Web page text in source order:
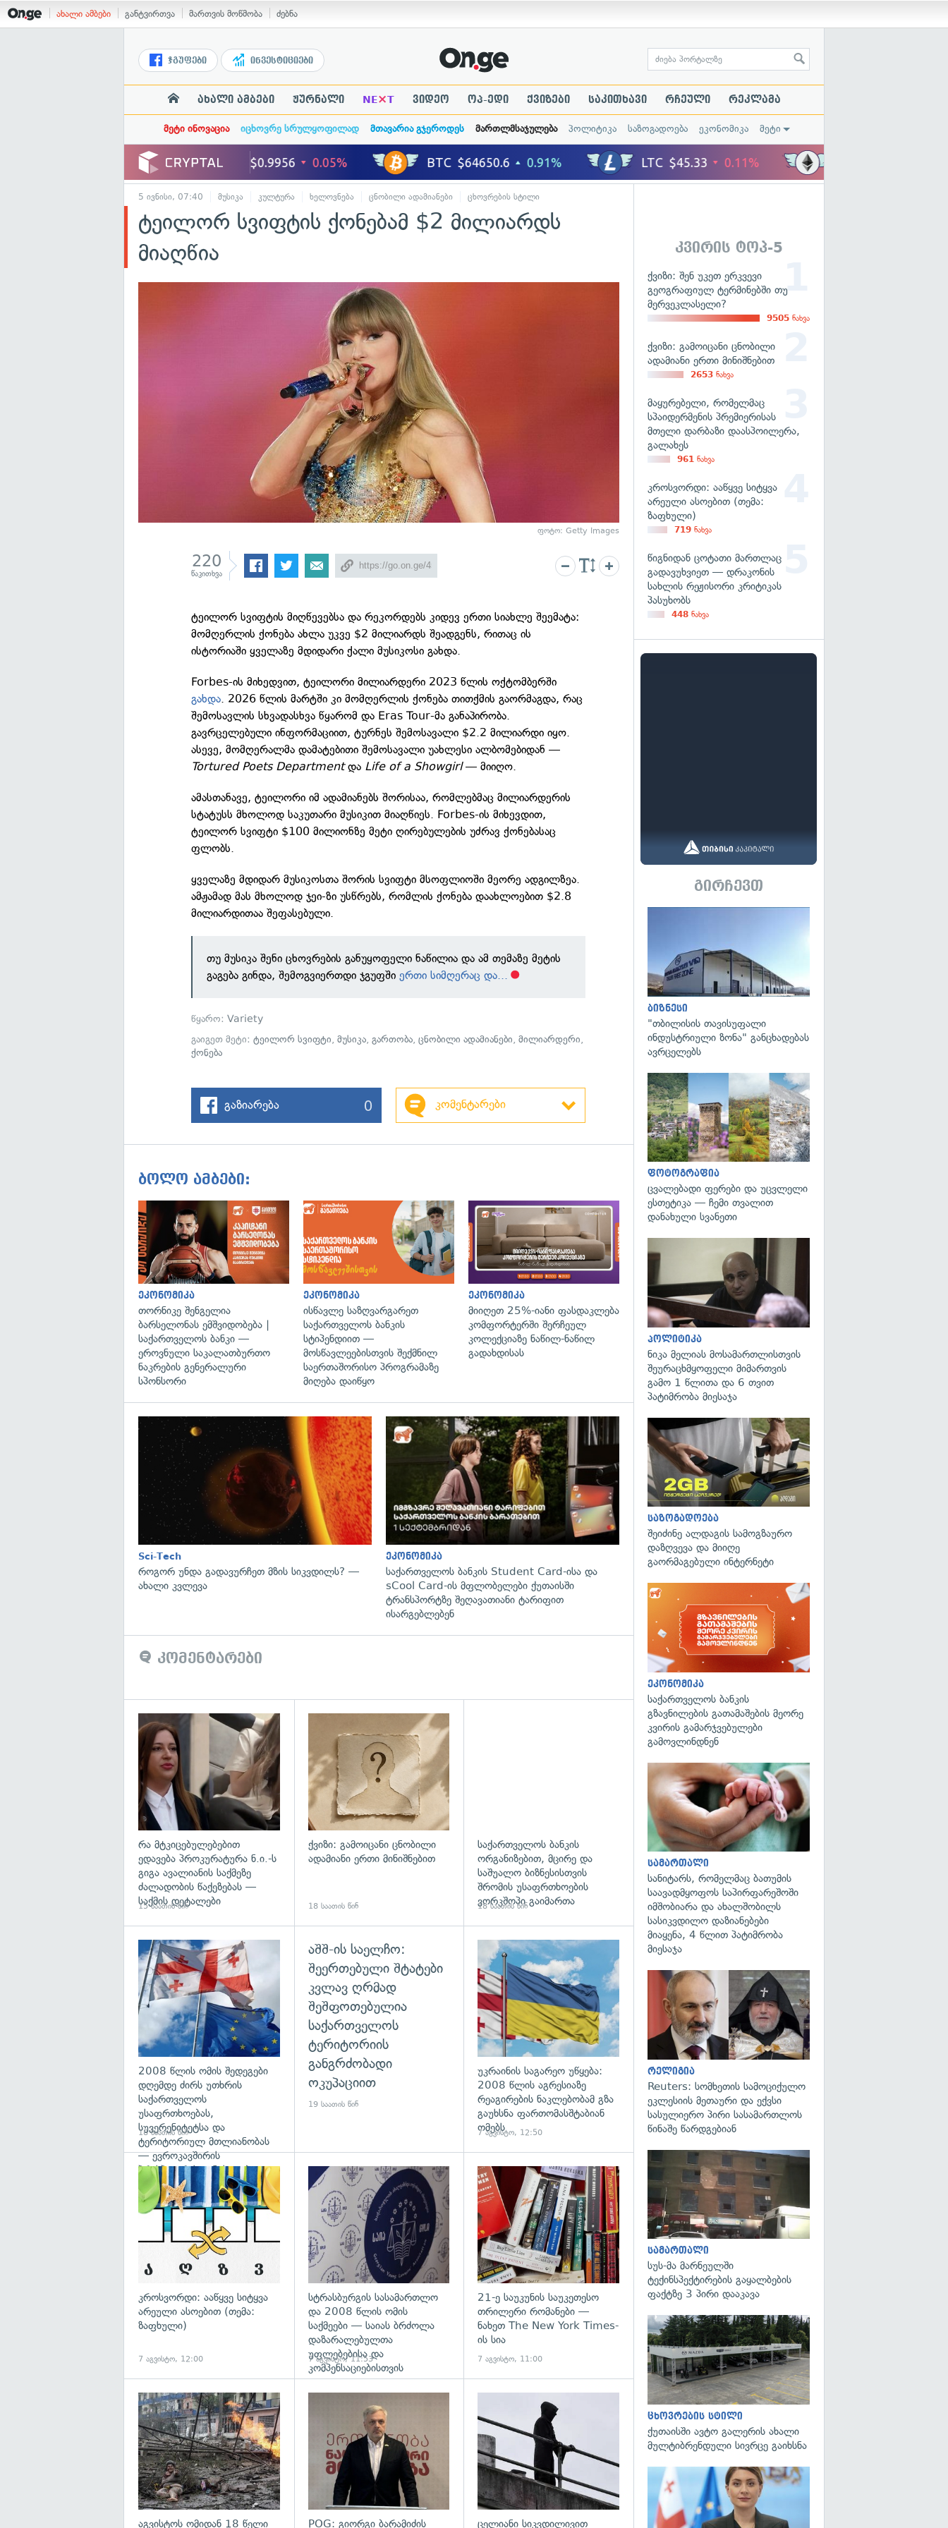
ახალი ამბები განტვირთვა მართვის მოწმობა ძებნა
ჯგუფები ინვესტიციები
ახალი ამბები ჟურნალი NE×T ვიდეო ოპ-ედი ქვიზები საკითხავი რჩეული რეკლამა
მეტი ინოვაცია იცხოვრე სრულყოფილად მთავარია გჯეროდეს მართლმსაჯულება პოლიტიკა საზოგადოება ეკონომიკა მეტი
5 ივნისი, 07:40 მუსიკა კულტურა ხელოვნება ცნობილი ადამიანები ცხოვრების სტილი
ტეილორ სვიფტის ქონებამ $2 მილიარდს
მიაღწია
ფოტო: Getty Images
220
წაკითხვა
ტეილორ სვიფტის მიღწევებსა და რეკორდებს კიდევ ერთი სიახლე შეემატა:
მომღერლის ქონება ახლა უკვე $2 მილიარდს შეადგენს, რითაც ის
ისტორიაში ყველაზე მდიდარი ქალი მუსიკოსი გახდა.
Forbes-ის მიხედვით, ტეილორი მილიარდერი 2023 წლის ოქტომბერში
გახდა. 2026 წლის მარტში კი მომღერლის ქონება თითქმის გაორმაგდა, რაც
შემოსავლის სხვადასხვა წყარომ და Eras Tour-მა განაპირობა.
გავრცელებული ინფორმაციით, ტურნეს შემოსავალი $2.2 მილიარდი იყო.
ასევე, მომღერალმა დამატებითი შემოსავალი უახლესი ალბომებიდან —
Tortured Poets Departmentდა Life of a Showgirl— მიიღო.
ამასთანავე, ტეილორი იმ ადამიანებს შორისაა, რომლებმაც მილიარდერის
სტატუსს მხოლოდ საკუთარი მუსიკით მიაღწიეს. Forbes-ის მიხევდით,
ტეილორ სვიფტი $100 მილიონზე მეტი ღირებულების უძრავ ქონებასაც
ფლობს.
ყველაზე მდიდარ მუსიკოსთა შორის სვიფტი მსოფლიოში მეორე ადგილზეა.
ამჟამად მას მხოლოდ ჯეი-ზი უსწრებს, რომლის ქონება დაახლოებით $2.8
მილიარდითაა შეფასებული.
თუ მუსიკა შენი ცხოვრების განუყოფელი ნაწილია და ამ თემაზე მეტის
გაგება გინდა, შემოგვიერთდი ჯგუფშიერთი სიმღერაც და...
წყარო:Variety
გაიგეთ მეტი:ტეილორ სვიფტი,მუსიკა,გართობა,ცნობილი ადამიანები,მილიარდერი,
ქონება
გაზიარება 0 კომენტარები
ბოლო ამბები:
ეკონომიკა
თორნიკე შენგელია
ბარსელონას ემშვიდობება |
საქართველოს ბანკი —
ეროვნული საკალათბურთო
ნაკრების გენერალური
სპონსორი
ეკონომიკა
ისწავლე საზღვარგარეთ
საქართველოს ბანკის
სტიპენდიით —
მოსწავლეებისთვის შექმნილ
საერთაშორისო პროგრამაზე
მიღება დაიწყო
ეკონომიკა
მიიღეთ 25%-იანი ფასდაკლება
კომფორტერში შერჩეულ
კოლექციაზე ნაწილ-ნაწილ
გადახდისას
გადახედვა
Sci-Tech
როგორ უნდა გადავურჩეთ მზის სიკვდილს? —
ახალი კვლევა
ეკონომიკა
საქართველოს ბანკის Student Card-ისა და
sCool Card-ის მფლობელები ქუთაისში
ტრანსპორტზე შეღავათიანი ტარიფით
ისარგებლებენ
კომენტარები
რა მტკიცებულებებით
ედავება პროკურატურა ნ.ი.-ს
გიგა ავალიანის საქმეზე
ძალადობის წაქეზებას —
საქმის დეტალები
15 საათის წინ
ქვიზი: გამოიცანი ცნობილი
ადამიანი ერთი მინიშნებით
18 საათის წინ
საქართველოს ბანკის
ორგანიზებით, მცირე და
საშუალო ბიზნესისთვის
შრომის უსაფრთხოების
ვორკშოპი გაიმართა
18 საათის წინ
გადახედვა
2008 წლის ომის შედეგები
დღემდე ძირს უთხრის
საქართველოს
უსაფრთხოებას,
სუვერენიტეტსა და
ტერიტორიულ მთლიანობას
— ევროკავშირის
პრესპიკერის განცხადება
18 საათის წინ
აშშ-ის საელჩო:
შეერთებული შტატები
კვლავ ღრმად
შეშფოთებულია
საქართველოს
ტერიტორიის
განგრძობადი
ოკუპაციით
19 საათის წინ
გადახედვა
უკრაინის საგარეო უწყება:
2008 წლის აგრესიაზე
რეაგირების ნაკლებობამ გზა
გაუხსნა ფართომასშტაბიან
ომებს
7 აგვისტო, 12:50
გადახედვა
კროსვორდი: ააწყვე სიტყვა
არეული ასოებით (თემა:
ზაფხული)
7 აგვისტო, 12:00
გადახედვა
სტრასბურგის სასამართლო
და 2008 წლის ომის
საქმეები — საიას ბრძოლა
დაზარალებულთა
უფლებებისა და
კომპენსაციებისთვის
7 აგვისტო, 11:53
გადახედვა
21-ე საუკუნის საუკეთესო
თრილერი რომანები —
ნახეთ The New York Times-
ის სია
7 აგვისტო, 11:00
აგვისტოს ომიდან 18 წელი POG: გიორგი ბარამიძის ცელიანი სიკვდილივით
კვირის ტოპ-5
ქვიზი: შენ უკეთ ერკვევი
გეოგრაფიულ ტერმინებში თუ
მერვეკლასელი?
9505 ნახვა
ქვიზი: გამოიცანი ცნობილი
ადამიანი ერთი მინიშნებით
2653 ნახვა
მაყურებელი, რომელმაც
სპაიდერმენის პრემიერისას
მთელი დარბაზი დაასპოილერა,
გალახეს
961 ნახვა
კროსვორდი: ააწყვე სიტყვა
არეული ასოებით (თემა:
ზაფხული)
719 ნახვა
წიგნიდან ცოტათი მართლაც
გადავუხვიეთ — დრაკონის
სახლის რეჟისორი კრიტიკას
პასუხობს
448 ნახვა
გირჩევთ
ბიზნესი
"თბილისის თავისუფალი
ინდუსტრიული ზონა" განცხადებას
ავრცელებს
ფოტოგრაფია
ცვალებადი ფერები და უცვლელი
ესთეტიკა — ჩემი თვალით
დანახული სვანეთი
პოლიტიკა
ნიკა მელიას მოსამართლისთვის
შეურაცხმყოფელი მიმართვის
გამო 1 წლითა და 6 თვით
პატიმრობა მიესაჯა
საზოგადოება
შეიძინე ალდაგის სამოგზაურო
დაზღვევა და მიიღე
გაორმაგებული ინტერნეტი
ეკონომიკა
საქართველოს ბანკის
გზავნილების გათამაშების მეორე
კვირის გამარჯვებულები
გამოვლინდნენ
სამართალი
სანიტარს, რომელმაც ბათუმის
საავადმყოფოს საპირფარეშოში
იმშობიარა და ახალშობილს
სასიკვდილო დაზიანებები
მიაყენა, 4 წლით პატიმრობა
მიესაჯა
რელიგია
Reuters: სომხეთის სამოციქულო
ეკლესიის მეთაური და ექვსი
სასულიერო პირი სასამართლოს
წინაშე წარდგებიან
სამართალი
სუს-მა მარნეულში
ტექინსპექტირების გაყალბების
ფაქტზე 3 პირი დააკავა
ცხოვრების სტილი
ქუთაისში ავტო გალერის ახალი
მულტიბრენდული სივრცე გაიხსნა